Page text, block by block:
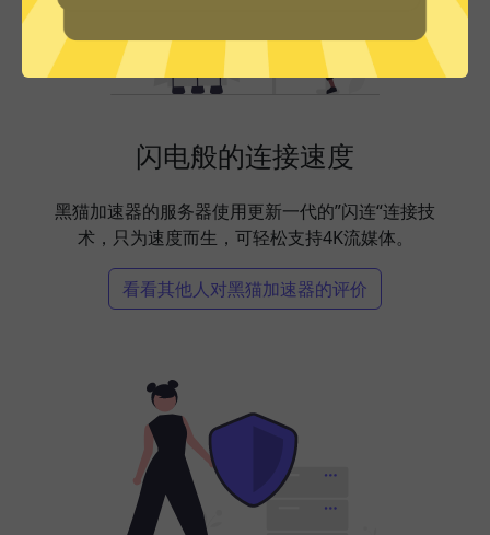
闪电般的连接速度
黑猫加速器的服务器使用更新一代的”闪连“连接技
术，只为速度而生，可轻松支持4K流媒体。
看看其他人对黑猫加速器的评价